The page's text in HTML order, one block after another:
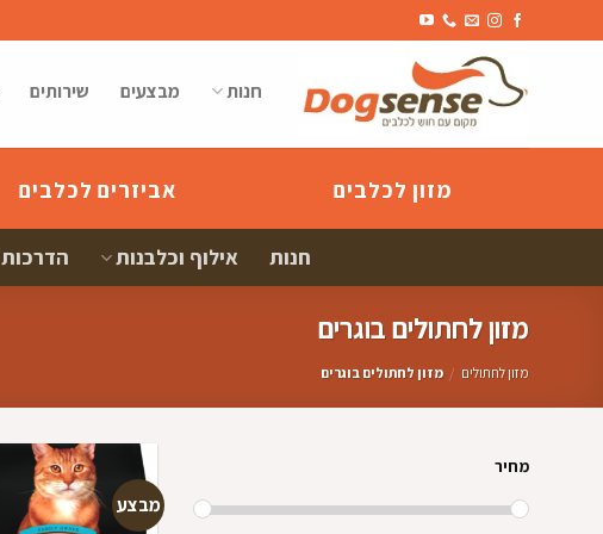
to
חנות מבצעים שירותים
מזון לכלבים אביזרים לכלבים
חנות אילוף וכלבנות הדרכות
מזון לחתולים בוגרים
מזון לחתולים / מזון לחתולים בוגרים
מחיר
מבצע